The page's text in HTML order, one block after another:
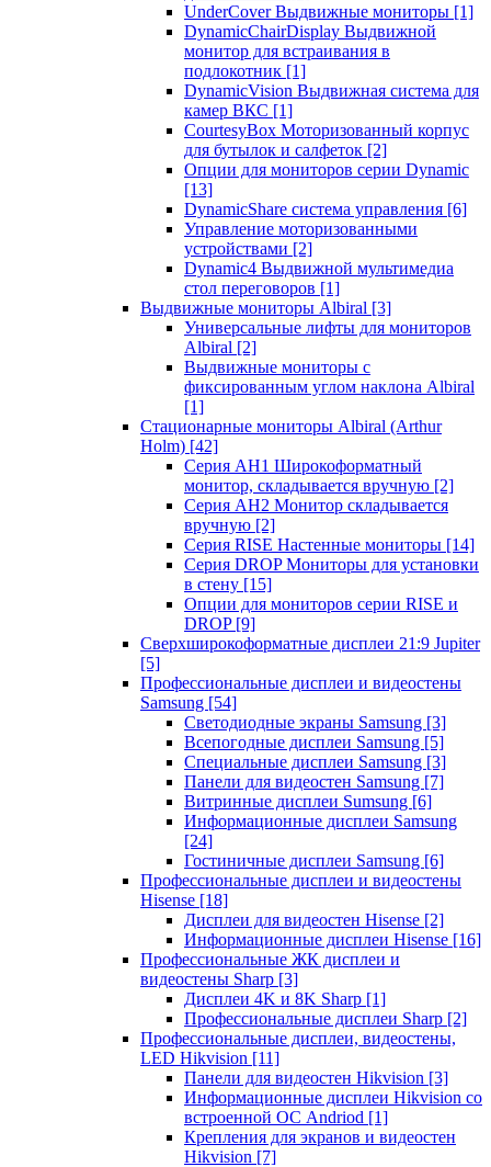
UnderCover Выдвижные мониторы [1]
DynamicChairDisplay Выдвижной
монитор для встраивания в
подлокотник [1]
DynamicVision Выдвижная система для
камер ВКС [1]
CourtesyBox Моторизованный корпус
для бутылок и салфеток [2]
Опции для мониторов серии Dynamic
[13]
DynamicShare система управления [6]
Управление моторизованными
устройствами [2]
Dynamic4 Выдвижной мультимедиа
стол переговоров [1]
Выдвижные мониторы Albiral [3]
Универсальные лифты для мониторов
Albiral [2]
Выдвижные мониторы с
фиксированным углом наклона Albiral
[1]
Стационарные мониторы Albiral (Arthur
Holm) [42]
Серия AH1 Широкоформатный
монитор, складывается вручную [2]
Серия AH2 Монитор складывается
вручную [2]
Серия RISE Настенные мониторы [14]
Серия DROP Мониторы для установки
в стену [15]
Опции для мониторов серии RISE и
DROP [9]
Сверхширокоформатные дисплеи 21:9 Jupiter
[5]
Профессиональные дисплеи и видеостены
Samsung [54]
Светодиодные экраны Samsung [3]
Всепогодные дисплеи Samsung [5]
Специальные дисплеи Samsung [3]
Панели для видеостен Samsung [7]
Витринные дисплеи Sumsung [6]
Информационные дисплеи Samsung
[24]
Гостиничные дисплеи Samsung [6]
Профессиональные дисплеи и видеостены
Hisense [18]
Дисплеи для видеостен Hisense [2]
Информационные дисплеи Hisense [16]
Профессиональные ЖК дисплеи и
видеостены Sharp [3]
Дисплеи 4K и 8K Sharp [1]
Профессиональные дисплеи Sharp [2]
Профессиональные дисплеи, видеостены,
LED Hikvision [11]
Панели для видеостен Hikvision [3]
Информационные дисплеи Hikvision со
встроенной ОС Andriod [1]
Крепления для экранов и видеостен
Hikvision [7]